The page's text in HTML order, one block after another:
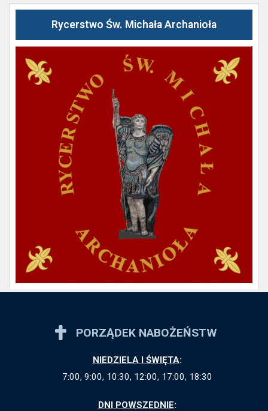
Rycerstwo Św. Michała Archanioła
PORZĄDEK NABOŻEŃSTW
NIEDZIELA I ŚWIĘTA:
7:00, 9:00, 10:30, 12:00, 17:00, 18:30
DNI POWSZEDNIE: